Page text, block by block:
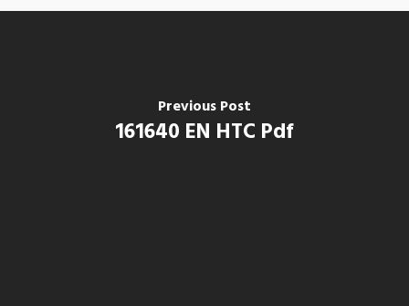
Previous Post
161640 EN HTC Pdf